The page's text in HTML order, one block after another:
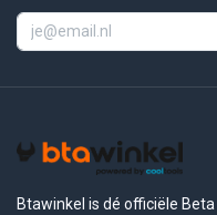
Btawinkel is dé officiële